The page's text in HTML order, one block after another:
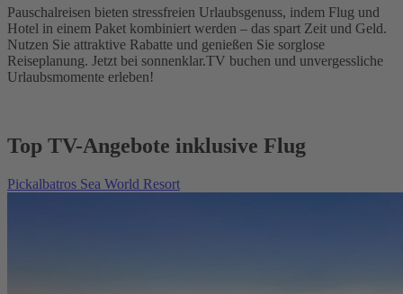
Pauschalreisen bieten stressfreien Urlaubsgenuss, indem Flug und
Hotel in einem Paket kombiniert werden – das spart Zeit und Geld.
Nutzen Sie attraktive Rabatte und genießen Sie sorglose
Reiseplanung. Jetzt bei sonnenklar.TV buchen und unvergessliche
Urlaubsmomente erleben!
Top TV-Angebote inklusive Flug
Pickalbatros Sea World Resort